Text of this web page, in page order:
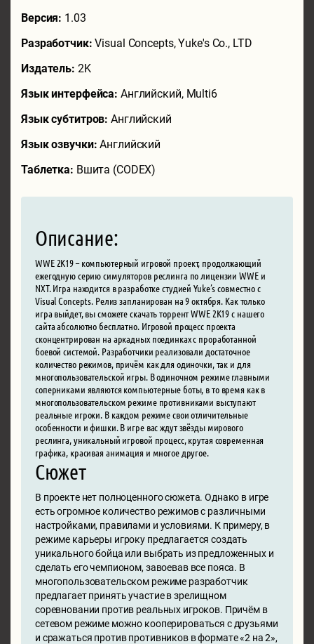
Версия: 1.03
Разработчик:Visual Concepts, Yuke's Co., LTD
Издатель: 2K
Язык интерфейса: Английский, Multi6
Язык субтитров:Английский
Язык озвучки:Английский
Таблетка: Вшита (CODEX)
Описание:
WWE 2K19 – компьютерный игровой проект, продолжающий
ежегодную серию симуляторов реслинга по лицензии WWE и
NXT. Игра находится в разработке студией Yuke’s совместно с
Visual Concepts. Релиз запланирован на 9 октября. Как только
игра выйдет, вы сможете скачать торрент WWE 2K19 с нашего
сайта абсолютно бесплатно. Игровой процесс проекта
сконцентрирован на аркадных поединках с проработанной
боевой системой. Разработчики реализовали достаточное
количество режимов, причём как для одиночки, так и для
многопользовательской игры. В одиночном режиме главными
соперниками являются компьютерные боты, в то время как в
многопользовательском режиме противниками выступают
реальные игроки. В каждом режиме свои отличительные
особенности и фишки. В игре вас ждут звёзды мирового
реслинга, уникальный игровой процесс, крутая современная
графика, красивая анимация и многое другое.
Сюжет
В проекте нет полноценного сюжета. Однако в игре
есть огромное количество режимов с различными
настройками, правилами и условиями. К примеру, в
режиме карьеры игроку предлагается создать
уникального бойца или выбрать из предложенных и
сделать его чемпионом, завоевав все пояса. В
многопользовательском режиме разработчик
предлагает принять участие в зрелищном
соревновании против реальных игроков. Причём в
сетевом режиме можно кооперироваться с друзьями
и сражаться против противников в формате «2 на 2»,